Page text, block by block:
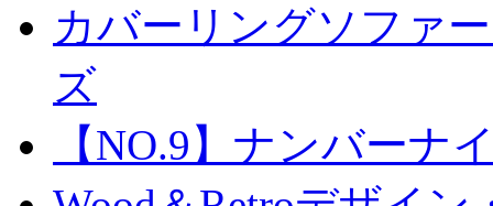
カバーリングソファ
ズ
【NO.9】ナンバーナ